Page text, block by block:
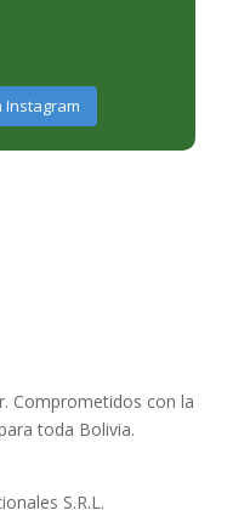
Instagram
Comprometidos con la
toda Bolivia.
S.R.L.